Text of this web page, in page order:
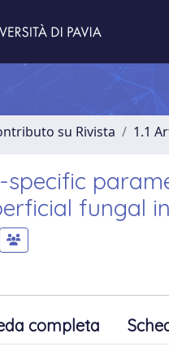
su Rivista 1.1
fungal
completa